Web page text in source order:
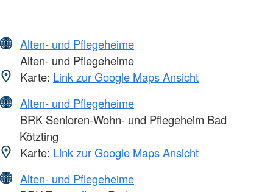
Alten- und Pflegeheime
Alten- und Pflegeheime
Karte: Link zur Google Maps Ansicht
Alten- und Pflegeheime
BRK Senioren-Wohn- und Pflegeheim Bad
Kötzting
Karte: Link zur Google Maps Ansicht
Alten- und Pflegeheime